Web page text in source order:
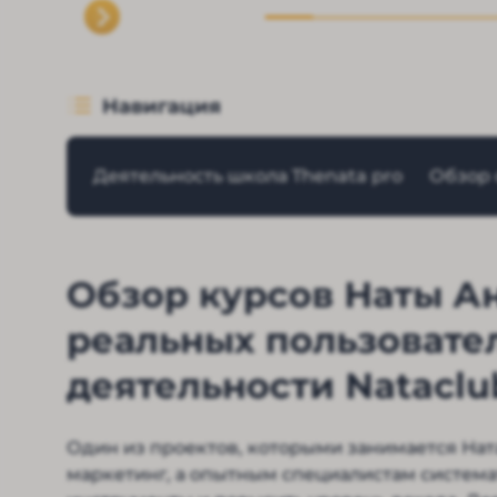
Навигация
Деятельность школа Thenata pro Обзор
Обзор курсов Наты
реальных
деятельности
Один из проектов, которыми занимается
маркетинг, а опытным специалистам